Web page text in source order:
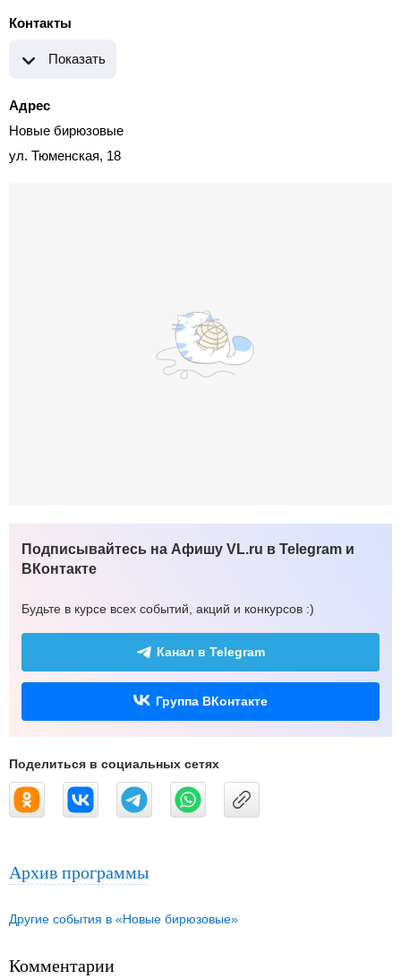
Контакты
Показать
Адрес
Новые бирюзовые
ул. Тюменская, 18
Подписывайтесь на Афишу VL.ru в Telegram и
ВКонтакте
Будьте в курсе всех событий, акций и конкурсов :)
Канал в Telegram
Группа ВКонтакте
Поделиться в социальных сетях
Архив программы
Другие события в «Новые бирюзовые»
Комментарии